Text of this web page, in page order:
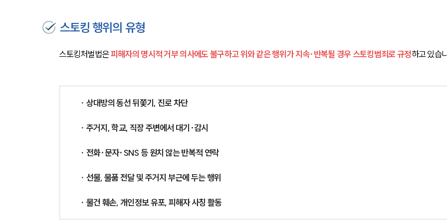
스토킹 행위의 유형
스토킹처벌법은 피해자의 명시적 거부 의사에도 불구하고 위와 같은 행위가 지속·반복될 경우 스토킹범죄로 규정하고 있습
∙ 상대방의 동선 뒤쫓기, 진로 차단
∙ 주거지, 학교, 직장 주변에서 대기·감시
∙ 전화·문자·SNS 등 원치 않는 반복적 연락
∙ 선물, 물품 전달 및 주거지 부근에 두는 행위
∙ 물건 훼손, 개인정보 유포, 피해자 사칭 활동